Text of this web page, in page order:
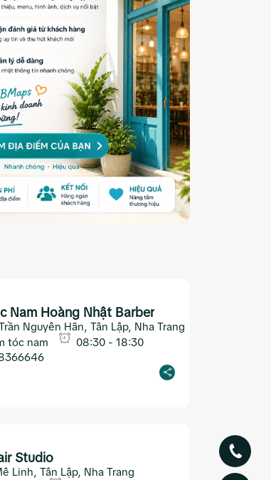
Nam Hoàng Nhật Barber
Nguyên Hãn, Tân Lập, Nha Trang
tóc nam
08:30 - 18:30
Studio
Linh, Tân Lập, Nha Trang